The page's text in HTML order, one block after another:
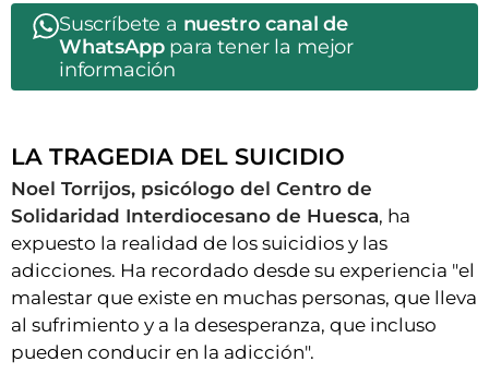
Suscríbete a nuestro canal de
WhatsApppara tener la mejor
información
LA TRAGEDIA DEL SUICIDIO
Noel Torrijos, psicólogo del Centro de
Solidaridad Interdiocesano de Huesca, ha
expuesto la realidad de los suicidios y las
adicciones. Ha recordado desde su experiencia "el
malestar que existe en muchas personas, que lleva
al sufrimiento y a la desesperanza, que incluso
pueden conducir en la adicción".